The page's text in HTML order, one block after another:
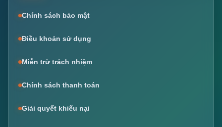
Chính sách bảo mật
Điều khoản sử dụng
Miễn trừ trách nhiệm
Chính sách thanh toán
Giải quyết khiếu nại